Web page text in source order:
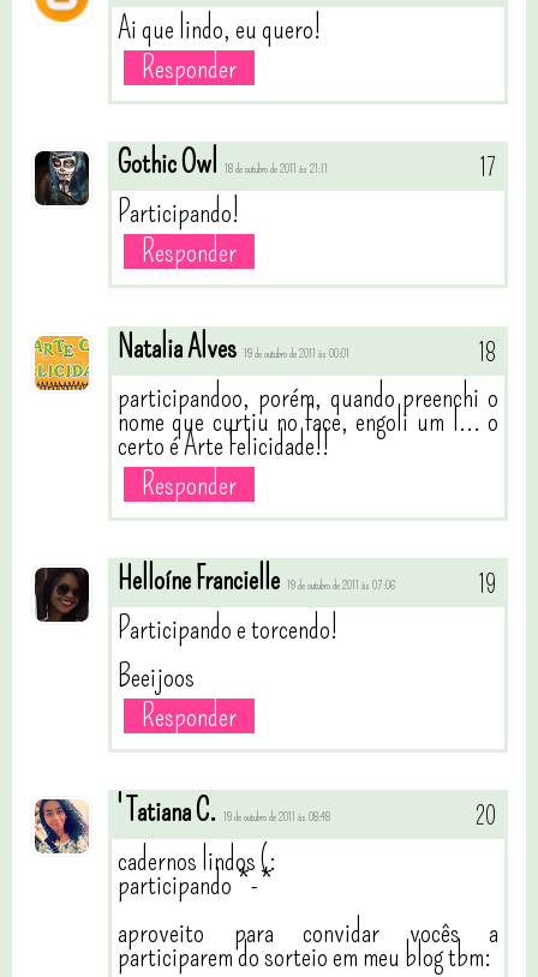
Ai que lindo, eu quero!
Responder
Gothic Owl 18 de outubro de 2011 às 21:11
Participando!
Responder
Natalia Alves 19 de outubro de 2011 às 00:01
participandoo, porém, quando preenchi o
nome que curtiu no face, engoli um I... o
certo é Arte Felicidade!!
Responder
Helloíne Francielle 19 de outubro de 2011 às 07:06
Participando e torcendo!
Beeijoos
Responder
' Tatiana C. 19 de outubro de 2011 às 08:48
cadernos lindos (:
participando *-*
aproveito para convidar vocês a
participarem do sorteio em meu blog tbm: